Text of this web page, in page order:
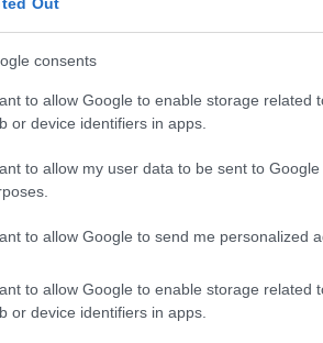
consents
to allow Google to enable storage related
or device identifiers in apps.
to allow my user data to be sent to
to allow Google to send me personalized
to allow Google to enable storage related
or device identifiers in apps.